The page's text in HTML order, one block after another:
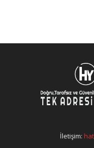
İletişim: